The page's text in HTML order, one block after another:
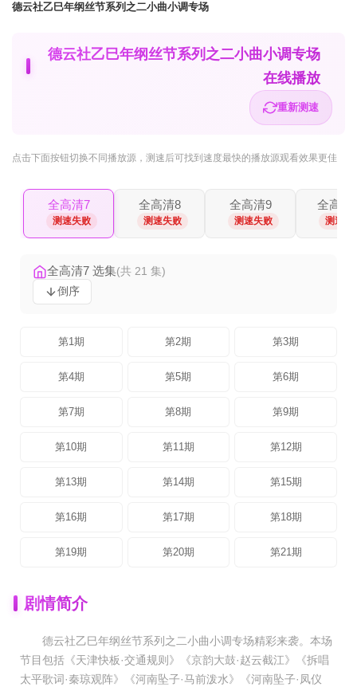
德云社乙巳年纲丝节系列之二小曲小调专场
德云社乙巳年纲丝节系列之二小曲小调专场
在线播放
重新测速
点击下面按钮切换不同播放源 ，测速后可找到速度最快的播放源观看效果更佳
全高清7
测速失败
全高清8
测速失败
全高清9
测速失败
全高清
测速失
全高清7 选集(共 21 集)
倒序
第1期 第2期 第3期
第4期 第5期 第6期
第7期 第8期 第9期
第10期 第11期 第12期
第13期 第14期 第15期
第16期 第17期 第18期
第19期 第20期 第21期
剧情简介
德云社乙巳年纲丝节系列之二小曲小调专场精彩来袭。本场
节目包括《天津快板·交通规则》《京韵大鼓·赵云截江》《拆唱
太平歌词·秦琼观阵》《河南坠子·马前泼水》《河南坠子·凤仪